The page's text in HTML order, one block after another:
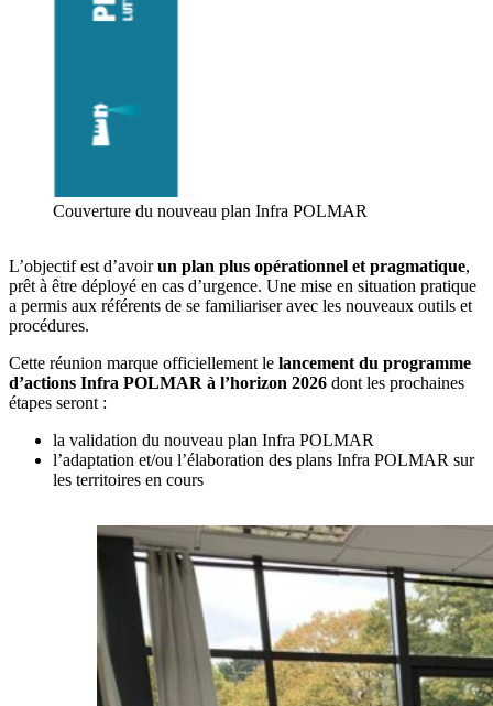
Couverture du nouveau plan Infra POLMAR
L’objectif est d’avoirun plan plus opérationnel et pragmatique,
prêt à être déployé en cas d’urgence. Une mise en situation pratique
a permis aux référents de se familiariser avec les nouveaux outils et
procédures.
Cette réunion marque officiellement le lancement du programme
d’actions Infra POLMAR à l’horizon 2026 dont les prochaines
étapes seront :
la validation du nouveau plan Infra POLMAR
l’adaptation et/ou l’élaboration des plans Infra POLMAR sur
les territoires en cours